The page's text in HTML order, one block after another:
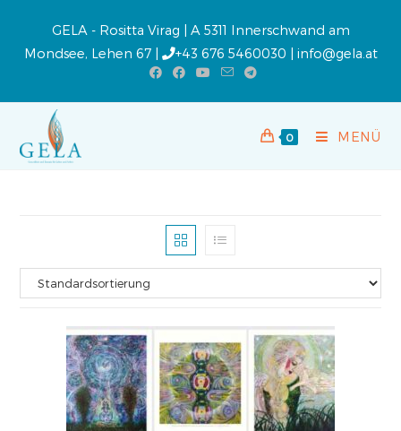
GELA - Rositta Virag | A 5311 Innerschwand am
Mondsee, Lehen 67 |
+43 676 5460030 | info@gela.at
0 MENÜ